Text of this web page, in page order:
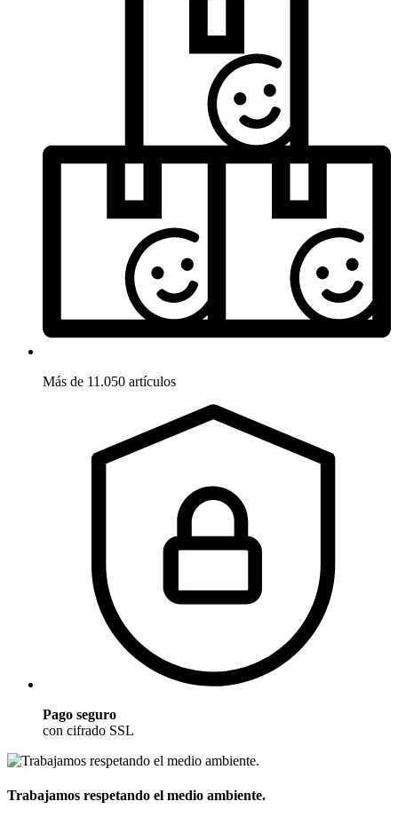
Más de 11.050 artículos
Pago seguro
con cifrado SSL
Trabajamos respetando el medio ambiente.